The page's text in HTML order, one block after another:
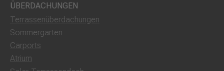
ÜBERDACHUNGEN
Terrassenüberdachungen
Sommergarten
Carports
Atrium